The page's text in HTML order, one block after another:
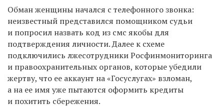
Обман женщины начался с телефонного звонка:
неизвестный представился помощником судьи
и попросил назвать код из смс якобы для
подтверждения личности. Далее к схеме
подключились лжесотрудники Росфинмониторинга
и правоохранительных органов, которые убедили
жертву, что ее аккаунт на «Госуслугах» взломан,
а на ее имя уже пытаются оформить кредиты
и похитить сбережения.